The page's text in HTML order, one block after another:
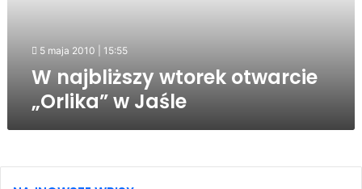
5 maja 2010 | 15:55
W najbliższy wtorek otwarcie
„Orlika” w Jaśle